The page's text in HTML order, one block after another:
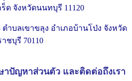
ร็ด จังหวัดนนทบุรี 11120
ำบลเขาขลุง อำเภอบ้านโป่ง จังหวัด
าชบุรี 70110
าปัญหาส่วนตัว และติดต่อถึงเรา